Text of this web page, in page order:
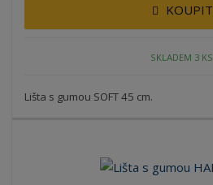
KOUPIT
SKLADEM 3 KS
Lišta s gumou SOFT 45 cm.